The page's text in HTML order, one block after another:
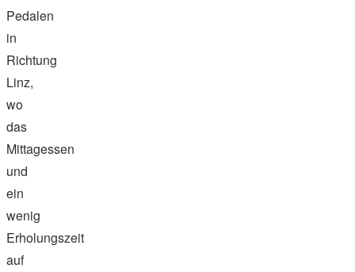
Pedalen
in
Richtung
Linz,
wo
das
Mittagessen
und
ein
wenig
Erholungszeit
auf